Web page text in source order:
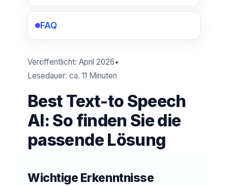
FAQ
Veröffentlicht: April 2026•
Lesedauer: ca. 11 Minuten
Best Text-to Speech
AI: So finden Sie die
passende Lösung
Wichtige Erkenntnisse